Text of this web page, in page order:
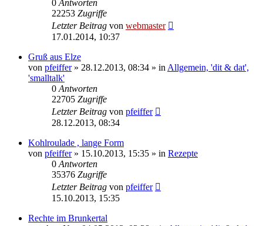
0 Antworten
22253 Zugriffe
Letzter Beitrag von webmaster
17.01.2014, 10:37
Gruß aus Elze
von pfeiffer» 28.12.2013, 08:34 » in Allgemein, 'dit & dat',
'smalltalk'
0 Antworten
22705 Zugriffe
Letzter Beitrag von pfeiffer
28.12.2013, 08:34
Kohlroulade , lange Form
von pfeiffer» 15.10.2013, 15:35 » in Rezepte
0 Antworten
35376 Zugriffe
Letzter Beitrag von pfeiffer
15.10.2013, 15:35
Rechte im Brunkertal